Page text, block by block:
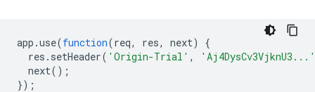
app .use(function(req, res, next)
{
res . setHeader( 'Origin-Trial' ,
'Aj4DysCv3VjknU3...'
next();
});